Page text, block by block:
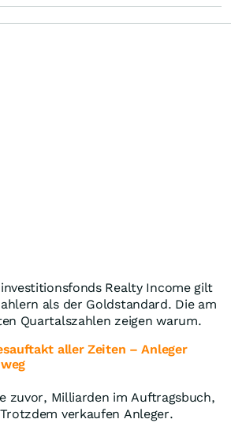
Realty Income gilt
als der Goldstandard. Die am
Quartalszahlen zeigen warum.
aller Zeiten – Anleger
zuvor, Milliarden im Auftragsbuch,
verkaufen Anleger.